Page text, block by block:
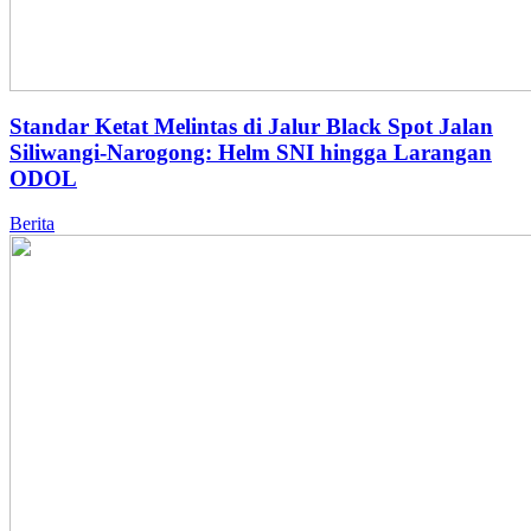
Standar Ketat Melintas di Jalur Black Spot Jalan
Siliwangi-Narogong: Helm SNI hingga Larangan
ODOL
Berita